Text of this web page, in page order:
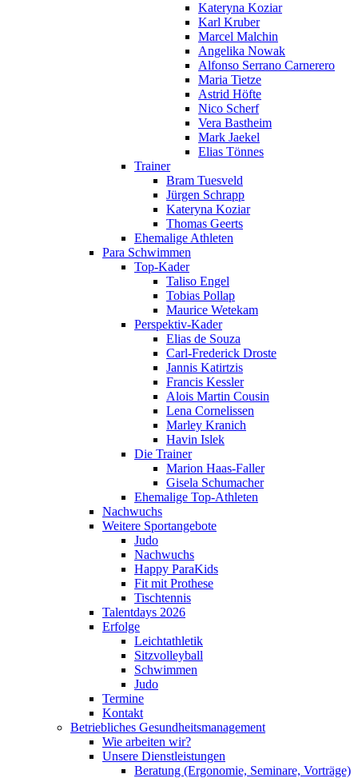
Kateryna Koziar
Karl Kruber
Marcel Malchin
Angelika Nowak
Alfonso Serrano Carnerero
Maria Tietze
Astrid Höfte
Nico Scherf
Vera Bastheim
Mark Jaekel
Elias Tönnes
Trainer
Bram Tuesveld
Jürgen Schrapp
Kateryna Koziar
Thomas Geerts
Ehemalige Athleten
Para Schwimmen
Top-Kader
Taliso Engel
Tobias Pollap
Maurice Wetekam
Perspektiv-Kader
Elias de Souza
Carl-Frederick Droste
Jannis Katirtzis
Francis Kessler
Alois Martin Cousin
Lena Cornelissen
Marley Kranich
Havin Islek
Die Trainer
Marion Haas-Faller
Gisela Schumacher
Ehemalige Top-Athleten
Nachwuchs
Weitere Sportangebote
Judo
Nachwuchs
Happy ParaKids
Fit mit Prothese
Tischtennis
Talentdays 2026
Erfolge
Leichtathletik
Sitzvolleyball
Schwimmen
Judo
Termine
Kontakt
Betriebliches Gesundheits­management
Wie arbeiten wir?
Unsere Dienstleistungen
Beratung (Ergonomie, Seminare, Vorträge)